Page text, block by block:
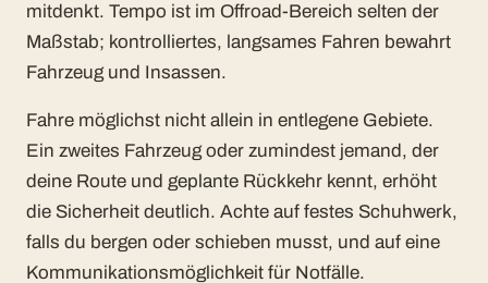
mitdenkt. Tempo ist im Offroad-Bereich selten der
Maßstab; kontrolliertes, langsames Fahren bewahrt
Fahrzeug und Insassen.
Fahre möglichst nicht allein in entlegene Gebiete.
Ein zweites Fahrzeug oder zumindest jemand, der
deine Route und geplante Rückkehr kennt, erhöht
die Sicherheit deutlich. Achte auf festes Schuhwerk,
falls du bergen oder schieben musst, und auf eine
Kommunikationsmöglichkeit für Notfälle.